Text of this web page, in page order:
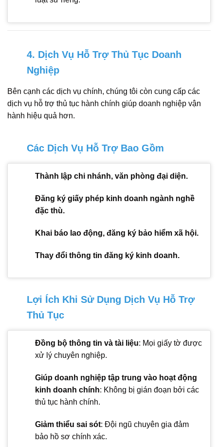
4. Dịch Vụ Hỗ Trợ Thủ Tục Doanh
Nghiệp
Bên cạnh các dịch vụ chính, chúng tôi còn cung cấp các
dịch vụ hỗ trợ thủ tục hành chính giúp doanh nghiệp vận
hành hiệu quả hơn.
Các Dịch Vụ Hỗ Trợ Bao Gồm
Thành lập chi nhánh, văn phòng đại diện.
Đăng ký giấy phép kinh doanh ngành nghề
đặc thù.
Khai báo lao động, đăng ký bảo hiểm xã hội.
Thay đổi thông tin đăng ký kinh doanh.
Lợi Ích Khi Sử Dụng Dịch Vụ Hỗ Trợ
Thủ Tục
Đồng bộ thông tin và tài liệu: Mọi giấy tờ được
xử lý chuyên nghiệp.
Giúp doanh nghiệp tập trung vào hoạt động
kinh doanh chính: Không bị gián đoạn bởi các
thủ tục hành chính.
Giảm thiểu sai sót: Đội ngũ chuyên gia đảm
bảo hồ sơ chính xác.